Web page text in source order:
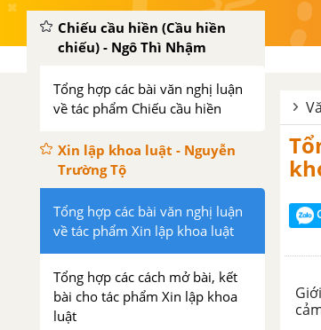
Chiếu cầu hiền (Cầu hiền
chiếu) - Ngô Thì Nhậm
Tổng hợp các bài văn nghị luận
về tác phẩm Chiếu cầu hiền
Xin lập khoa luật - Nguyễn
Trường Tộ
Tổng hợp các bài văn nghị luận
về tác phẩm Xin lập khoa luật
Tổng hợp các cách mở bài, kết
bài cho tác phẩm Xin lập khoa
luật